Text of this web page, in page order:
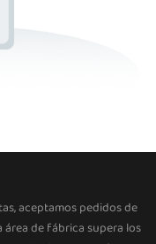
aceptamos pedidos de
de fábrica supera los